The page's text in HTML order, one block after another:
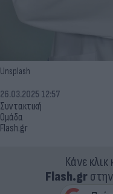
Unsplash
Συντακτική
Ομάδα
Flash.gr
26.03.2025 12:57
Κάνε
Flash.gr